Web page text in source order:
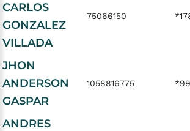
CARLOS
GONZALEZ
VILLADA
75066150
JHON
ANDERSON
GASPAR
1058816775
ANDRES